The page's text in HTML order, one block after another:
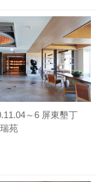
～6 屏東墾丁
苑